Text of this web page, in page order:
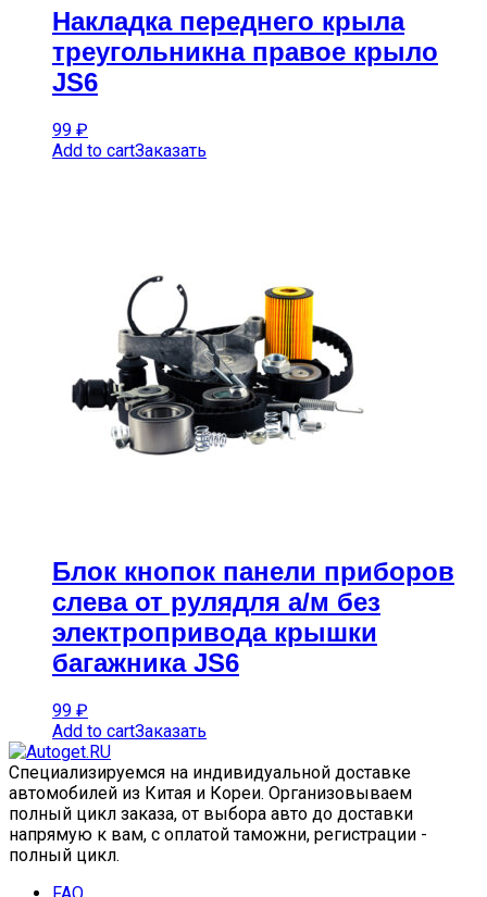
Накладка переднего крыла
треугольникна правое крыло
JS6
99 ₽
Add to cartЗаказать
Блок кнопок панели приборов
слева от рулядля а/м без
электропривода крышки
багажника JS6
99 ₽
Add to cartЗаказать
Специализируемся на индивидуальной доставке
автомобилей из Китая и Кореи. Организовываем
полный цикл заказа, от выбора авто до доставки
напрямую к вам, с оплатой таможни, регистрации -
полный цикл.
FAQ